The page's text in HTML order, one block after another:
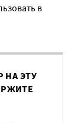
в
НА ЭТУ